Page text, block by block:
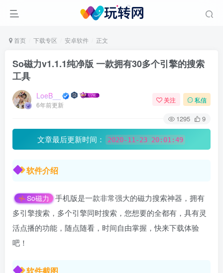
首页 下载专区 安卓软件 正文
So磁力v1.1.1纯净版 一款拥有30多个引擎的搜索
工具
LoeB__
6年前更新
关注 私信
1295 9
文章最后更新时间： 2020-11-23 20:01:49
软件介绍
So磁力
手机版是一款非常强大的磁力搜索神器，拥有
多引擎搜索，多个引擎同时搜索，您想要的全都有，具有灵
活点播的功能，随点随看，时间自由掌握，快来下载体验
吧！